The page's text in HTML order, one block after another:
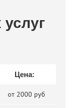
Цена:
от 2000 руб